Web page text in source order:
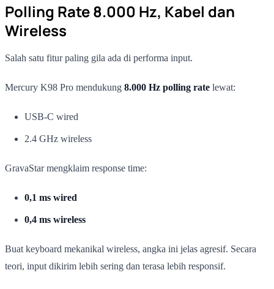
Polling Rate 8.000 Hz, Kabel dan
Wireless
Salah satu fitur paling gila ada di performa input.
Mercury K98 Pro mendukung 8.000 Hz polling rate lewat:
USB-C wired
2.4 GHz wireless
GravaStar mengklaim response time:
0,1 ms wired
0,4 ms wireless
Buat keyboard mekanikal wireless, angka ini jelas agresif. Secara
teori, input dikirim lebih sering dan terasa lebih responsif.